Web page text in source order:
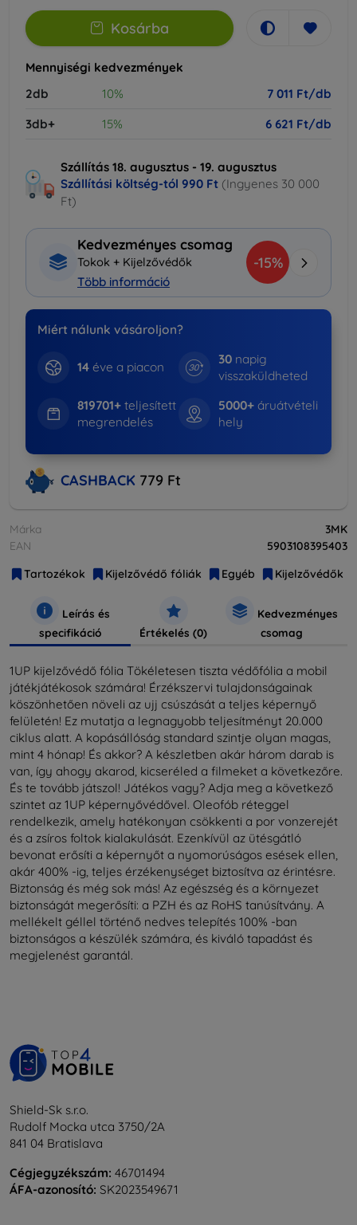
Kosárba
Mennyiségi kedvezmények
2db
10%
7 011 Ft/db
3db+
15% 6 621 Ft/db
Szállítás 18. augusztus - 19. augusztus
Szállítási költség-tól 990 Ft (Ingyenes 30 000
Ft)
Kedvezményes csomag
Tokok + Kijelzővédők
Több információ
-15%
Miért nálunk vásároljon?
14éve a piacon
30 napig
visszaküldheted
819701+teljesített
megrendelés
5000+ áruátvételi
hely
CASHBACK 779 Ft
Márka
3MK
EAN
5903108395403
Tartozékok
Kijelzővédő fóliák Egyéb Kijelzővédők
Leírás és
specifikáció
Értékelés (0)
Kedvezményes
csomag
1UP kijelzővédő fólia Tökéletesen tiszta védőfólia a mobil
játékjátékosok számára! Érzékszervi tulajdonságainak
köszönhetően növeli az ujj csúszását a teljes képernyő
felületén! Ez mutatja a legnagyobb teljesítményt 20.000
ciklus alatt. A kopásállóság standard szintje olyan magas,
mint 4 hónap! És akkor? A készletben akár három darab is
van, így ahogy akarod, kicseréled a filmeket a következőre.
És te tovább játszol! Játékos vagy? Adja meg a következő
szintet az 1UP képernyővédővel. Oleofób réteggel
rendelkezik, amely hatékonyan csökkenti a por vonzerejét
és a zsíros foltok kialakulását. Ezenkívül az ütésgátló
bevonat erősíti a képernyőt a nyomorúságos esések ellen,
akár 400% -ig, teljes érzékenységet biztosítva az érintésre.
Biztonság és még sok más! Az egészség és a környezet
biztonságát megerősíti: a PZH és az RoHS tanúsítvány. A
mellékelt géllel történő nedves telepítés 100% -ban
biztonságos a készülék számára, és kiváló tapadást és
megjelenést garantál.
Shield-Sk s.r.o.
Rudolf Mocka utca 3750/2A
841 04 Bratislava
Cégjegyzékszám: 46701494
ÁFA-azonosító: SK2023549671